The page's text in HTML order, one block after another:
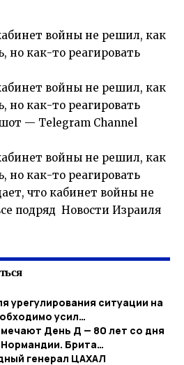
войны не решил, как
но как-то реагировать
войны не решил, как
но как-то реагировать
— Telegram Channel
войны не решил, как
но как-то реагировать
что кабинет войны не
подряд Новости Израиля
урегулирования ситуации на
усил…
День Д — 80 лет со дня
Брита…
генерал ЦАХАЛ